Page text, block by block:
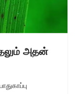
அதன்